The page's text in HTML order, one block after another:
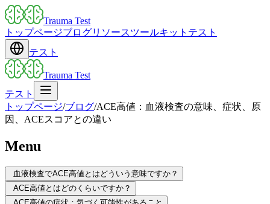
Trauma Test
トップページブログリソースツールキット テスト
テスト
Trauma Test
テスト
トップページ/ブログ/ACE高値：血液検査の意味、症状、原
因、ACEスコアとの違い
Menu
血液検査でACE高値とはどういう意味ですか？
ACE高値とはどのくらいですか？